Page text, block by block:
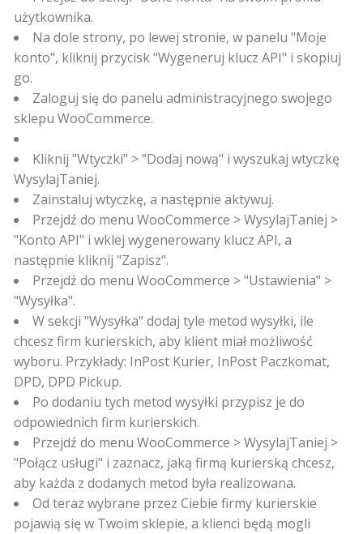
użytkownika.
Na dole strony, po lewej stronie, w panelu "Moje
konto", kliknij przycisk "Wygeneruj klucz API" i skopiuj
go.
Zaloguj się do panelu administracyjnego swojego
sklepu WooCommerce.
Kliknij "Wtyczki" > "Dodaj nową" i wyszukaj wtyczkę
WysylajTaniej.
Zainstaluj wtyczkę, a następnie aktywuj.
Przejdź do menu WooCommerce > WysylajTaniej >
"Konto API" i wklej wygenerowany klucz API, a
następnie kliknij "Zapisz".
Przejdź do menu WooCommerce > "Ustawienia" >
"Wysyłka".
W sekcji "Wysyłka" dodaj tyle metod wysyłki, ile
chcesz firm kurierskich, aby klient miał możliwość
wyboru. Przykłady: InPost Kurier, InPost Paczkomat,
DPD, DPD Pickup.
Po dodaniu tych metod wysyłki przypisz je do
odpowiednich firm kurierskich.
Przejdź do menu WooCommerce > WysylajTaniej >
"Połącz usługi" i zaznacz, jaką firmą kurierską chcesz,
aby każda z dodanych metod była realizowana.
Od teraz wybrane przez Ciebie firmy kurierskie
pojawią się w Twoim sklepie, a klienci będą mogli